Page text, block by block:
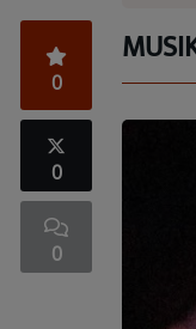
Emissions
BENJI &
GIEN, SA
GRAFFITI CINÉMA
LES ASSOCIÉS DU
LA CHRONIQUE
0
0
0